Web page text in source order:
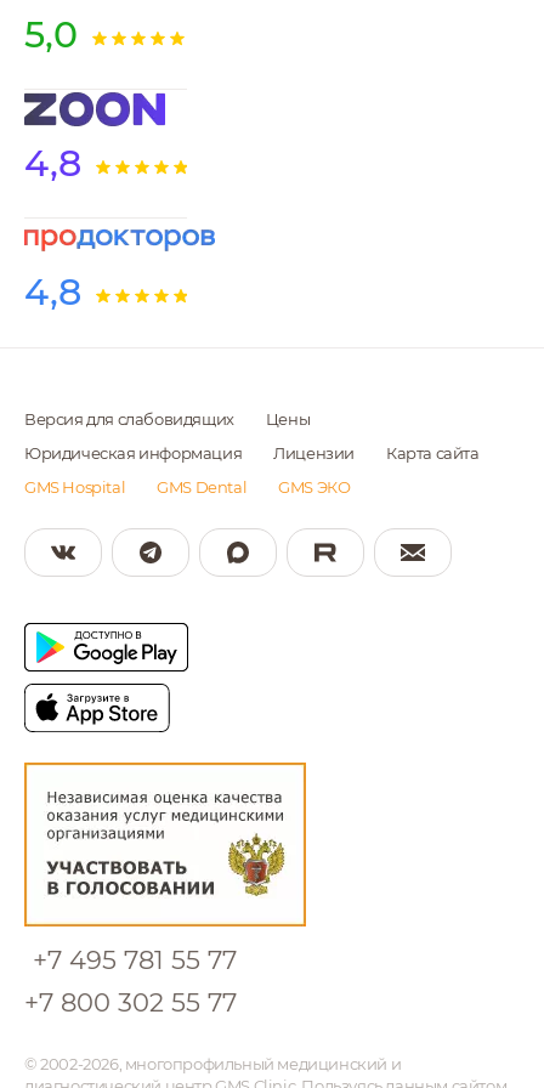
Специализация и
профессиональные навыки
Увеличение груди: операции любой сложности, включая
повторные
Подтяжка молочных желез
Липофилинг молочных желез
Все виды абдоминопластики
Липоскульптура с применением самых современных
методик, включая ультразвуковые
Результаты работ: фотографии до и
после
подразделении страны по проблемам
5,0
4,8
4,8
Версия для слабовидящих
Цены
Юридическая информация
Лицензии
Карта сайта
GMS Hospital
GMS Dental GMS ЭКО
+7 495 781 55 77
+7 800 302 55 77
© 2002-2026, многопрофильный медицинский и